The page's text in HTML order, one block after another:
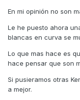
En mi opinión no son
Le he puesto ahora
blancas en curva se
Lo que mas hace es
hace pensar que son
Si pusieramos otras
a mejor.